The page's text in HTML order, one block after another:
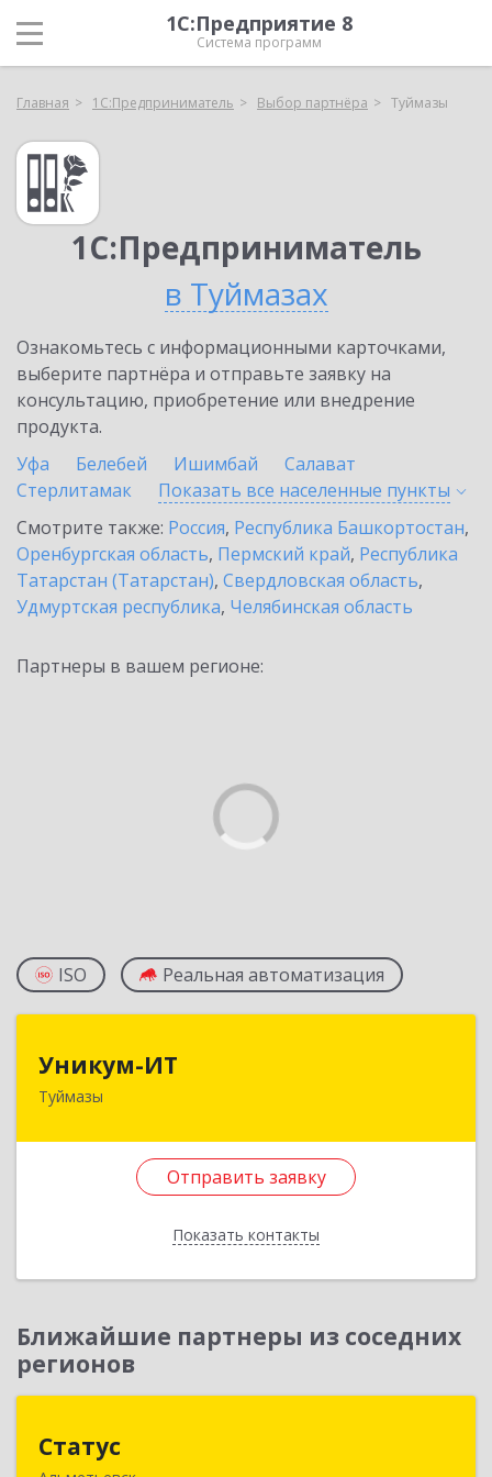
1С:Предприятие 8
Система программ
Главная 1С:Предприниматель Выбор партнёра Туймазы
1С:Предприниматель
в Туймазах
Ознакомьтесь с информационными карточками,
выберите партнёра и отправьте заявку на
консультацию, приобретение или внедрение
продукта.
Уфа
Белебей Ишимбай
Салават
Стерлитамак
Показать все населенные пункты
Смотрите также: Россия, Республика Башкортостан,
Оренбургская область, Пермский край, Республика
Татарстан (Татарстан), Свердловская область,
Удмуртская республика, Челябинская область
Партнеры в вашем регионе:
ISO Реальная автоматизация
Уникум-ИТ
Туймазы
Отправить заявку
Показать контакты
452757, Башкортостан Респ, Туймазинский р-н,
Отправить заявку
Назад
Ближайшие партнеры из соседних
регионов
Статус